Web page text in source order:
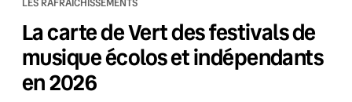
La carte de Vert des festivals de
musique écolos et indépendants
en 2026